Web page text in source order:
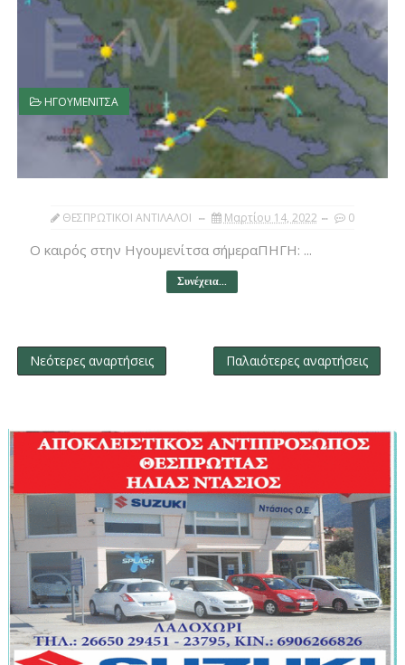
ΗΓΟΥΜΕΝΙΤΣΑ
ΘΕΣΠΡΩΤΙΚΟΙ ΑΝΤΙΛΑΛΟΙ Μαρτίου 14, 2022 0
Ο καιρός στην Ηγουμενίτσα σήμεραΠΗΓΗ: ...
Συνέχεια...
Νεότερες αναρτήσεις Παλαιότερες αναρτήσεις